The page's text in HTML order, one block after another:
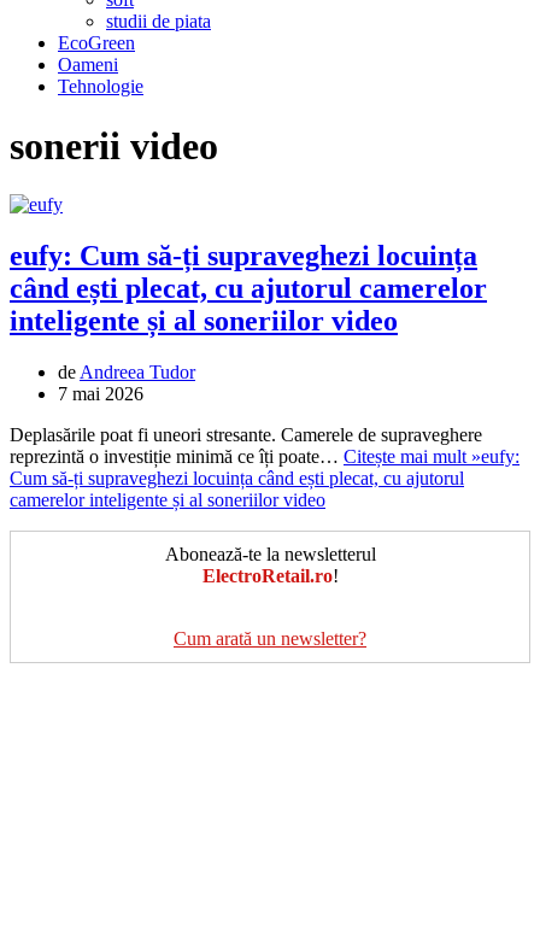
studii de piata
EcoGreen
Oameni
Tehnologie
sonerii video
eufy: Cum să-ți supraveghezi locuința
când ești plecat, cu ajutorul camerelor
inteligente și al soneriilor video
de Andreea Tudor
7 mai 2026
Deplasările poat fi uneori stresante. Camerele de supraveghere
reprezintă o investiție minimă ce îți poate… Citește mai mult »eufy:
Cum să-ți supraveghezi locuința când ești plecat, cu ajutorul
camerelor inteligente și al soneriilor video
Abonează-te la newsletterul
ElectroRetail.ro!
Cum arată un newsletter?